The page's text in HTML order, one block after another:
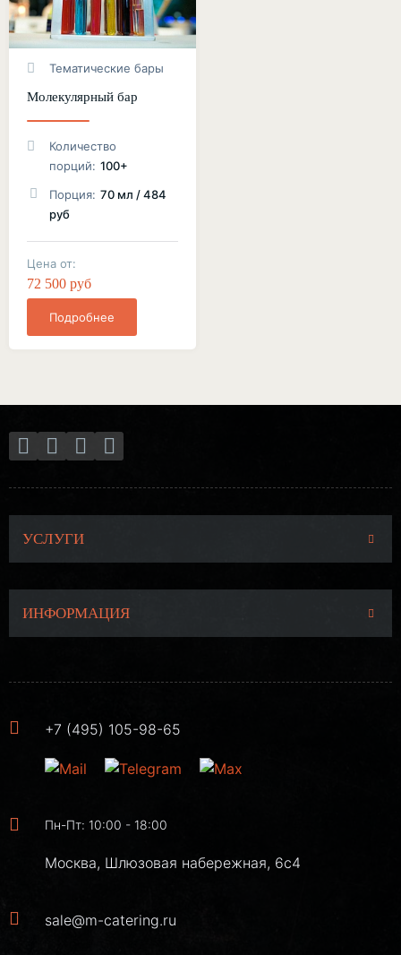
Тематические бары
Молекулярный бар
Количество
порций: 100+
Порция: 70 мл / 484
руб
Цена от:
72 500 руб
Подробнее
УСЛУГИ
ИНФОРМАЦИЯ
+7 (495) 105-98-65
Пн-Пт: 10:00 - 18:00
Москва, Шлюзовая набережная, 6с4
sale@m-catering.ru